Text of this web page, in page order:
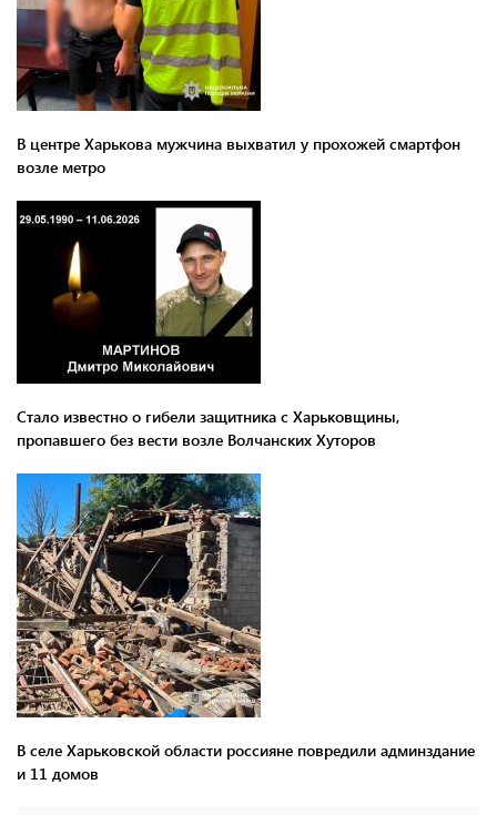
В центре Харькова мужчина выхватил у прохожей смартфон
возле метро
Стало известно о гибели защитника с Харьковщины,
пропавшего без вести возле Волчанских Хуторов
В селе Харьковской области россияне повредили админздание
и 11 домов